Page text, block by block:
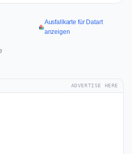
Ausfallkarte für Datart
anzeigen
ADVERTISE HERE